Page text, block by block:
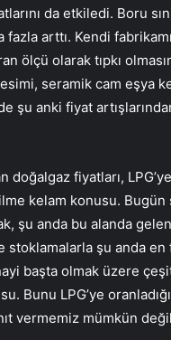
da etkiledi. Boru
arttı. Kendi
ölçü olarak tıpkı
seramik cam eşya
şu anki fiyat
fiyatları,
kelam konusu. Bugün
şu anda bu alanda
stoklamalarla şu anda
başta olmak üzere
Bunu LPG’ye
vermemiz mümkün